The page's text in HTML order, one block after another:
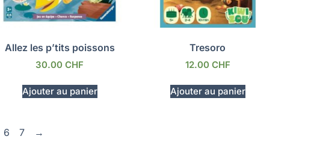
Allez les p’tits poissons
30.00CHF
Ajouter au panier
Tresoro
12.00 CHF
Ajouter au panier
6 7 →